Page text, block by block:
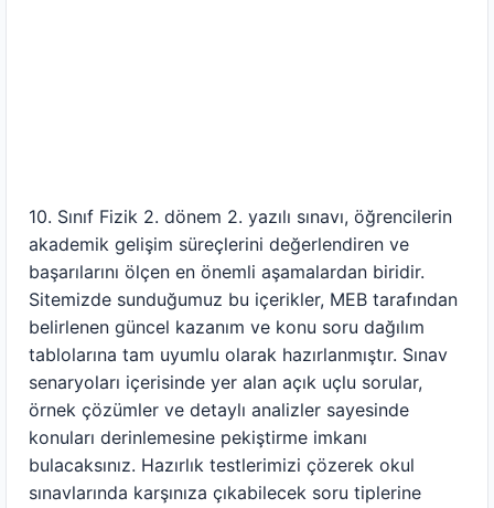
10. Sınıf Fizik 2. dönem 2. yazılı sınavı, öğrencilerin
akademik gelişim süreçlerini değerlendiren ve
başarılarını ölçen en önemli aşamalardan biridir.
Sitemizde sunduğumuz bu içerikler, MEB tarafından
belirlenen güncel kazanım ve konu soru dağılım
tablolarına tam uyumlu olarak hazırlanmıştır. Sınav
senaryoları içerisinde yer alan açık uçlu sorular,
örnek çözümler ve detaylı analizler sayesinde
konuları derinlemesine pekiştirme imkanı
bulacaksınız. Hazırlık testlerimizi çözerek okul
sınavlarında karşınıza çıkabilecek soru tiplerine